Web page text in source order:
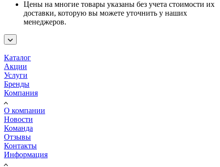
Цены на многие товары указаны без учета стоимости их
доставки, которую вы можете уточнить у наших
менеджеров.
Каталог
Акции
Услуги
Бренды
Компания
О компании
Новости
Команда
Отзывы
Контакты
Информация